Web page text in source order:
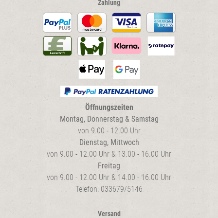
Zahlung
Öffnungszeiten
Montag, Donnerstag & Samstag
von 9.00 - 12.00 Uhr
Dienstag, Mittwoch
von 9.00 - 12.00 Uhr & 13.00 - 16.00 Uhr
Freitag
von 9.00 - 12.00 Uhr & 14.00 - 16.00 Uhr
Telefon: 033679/5146
Versand